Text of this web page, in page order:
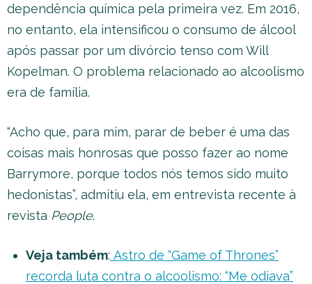
dependência química pela primeira vez. Em 2016,
no entanto, ela intensificou o consumo de álcool
após passar por um divórcio tenso com Will
Kopelman. O problema relacionado ao alcoolismo
era de família.
“Acho que, para mim, parar de beber é uma das
coisas mais honrosas que posso fazer ao nome
Barrymore, porque todos nós temos sido muito
hedonistas”, admitiu ela, em entrevista recente à
revista People.
Veja também: Astro de “Game of Thrones”
recorda luta contra o alcoolismo: “Me odiava”